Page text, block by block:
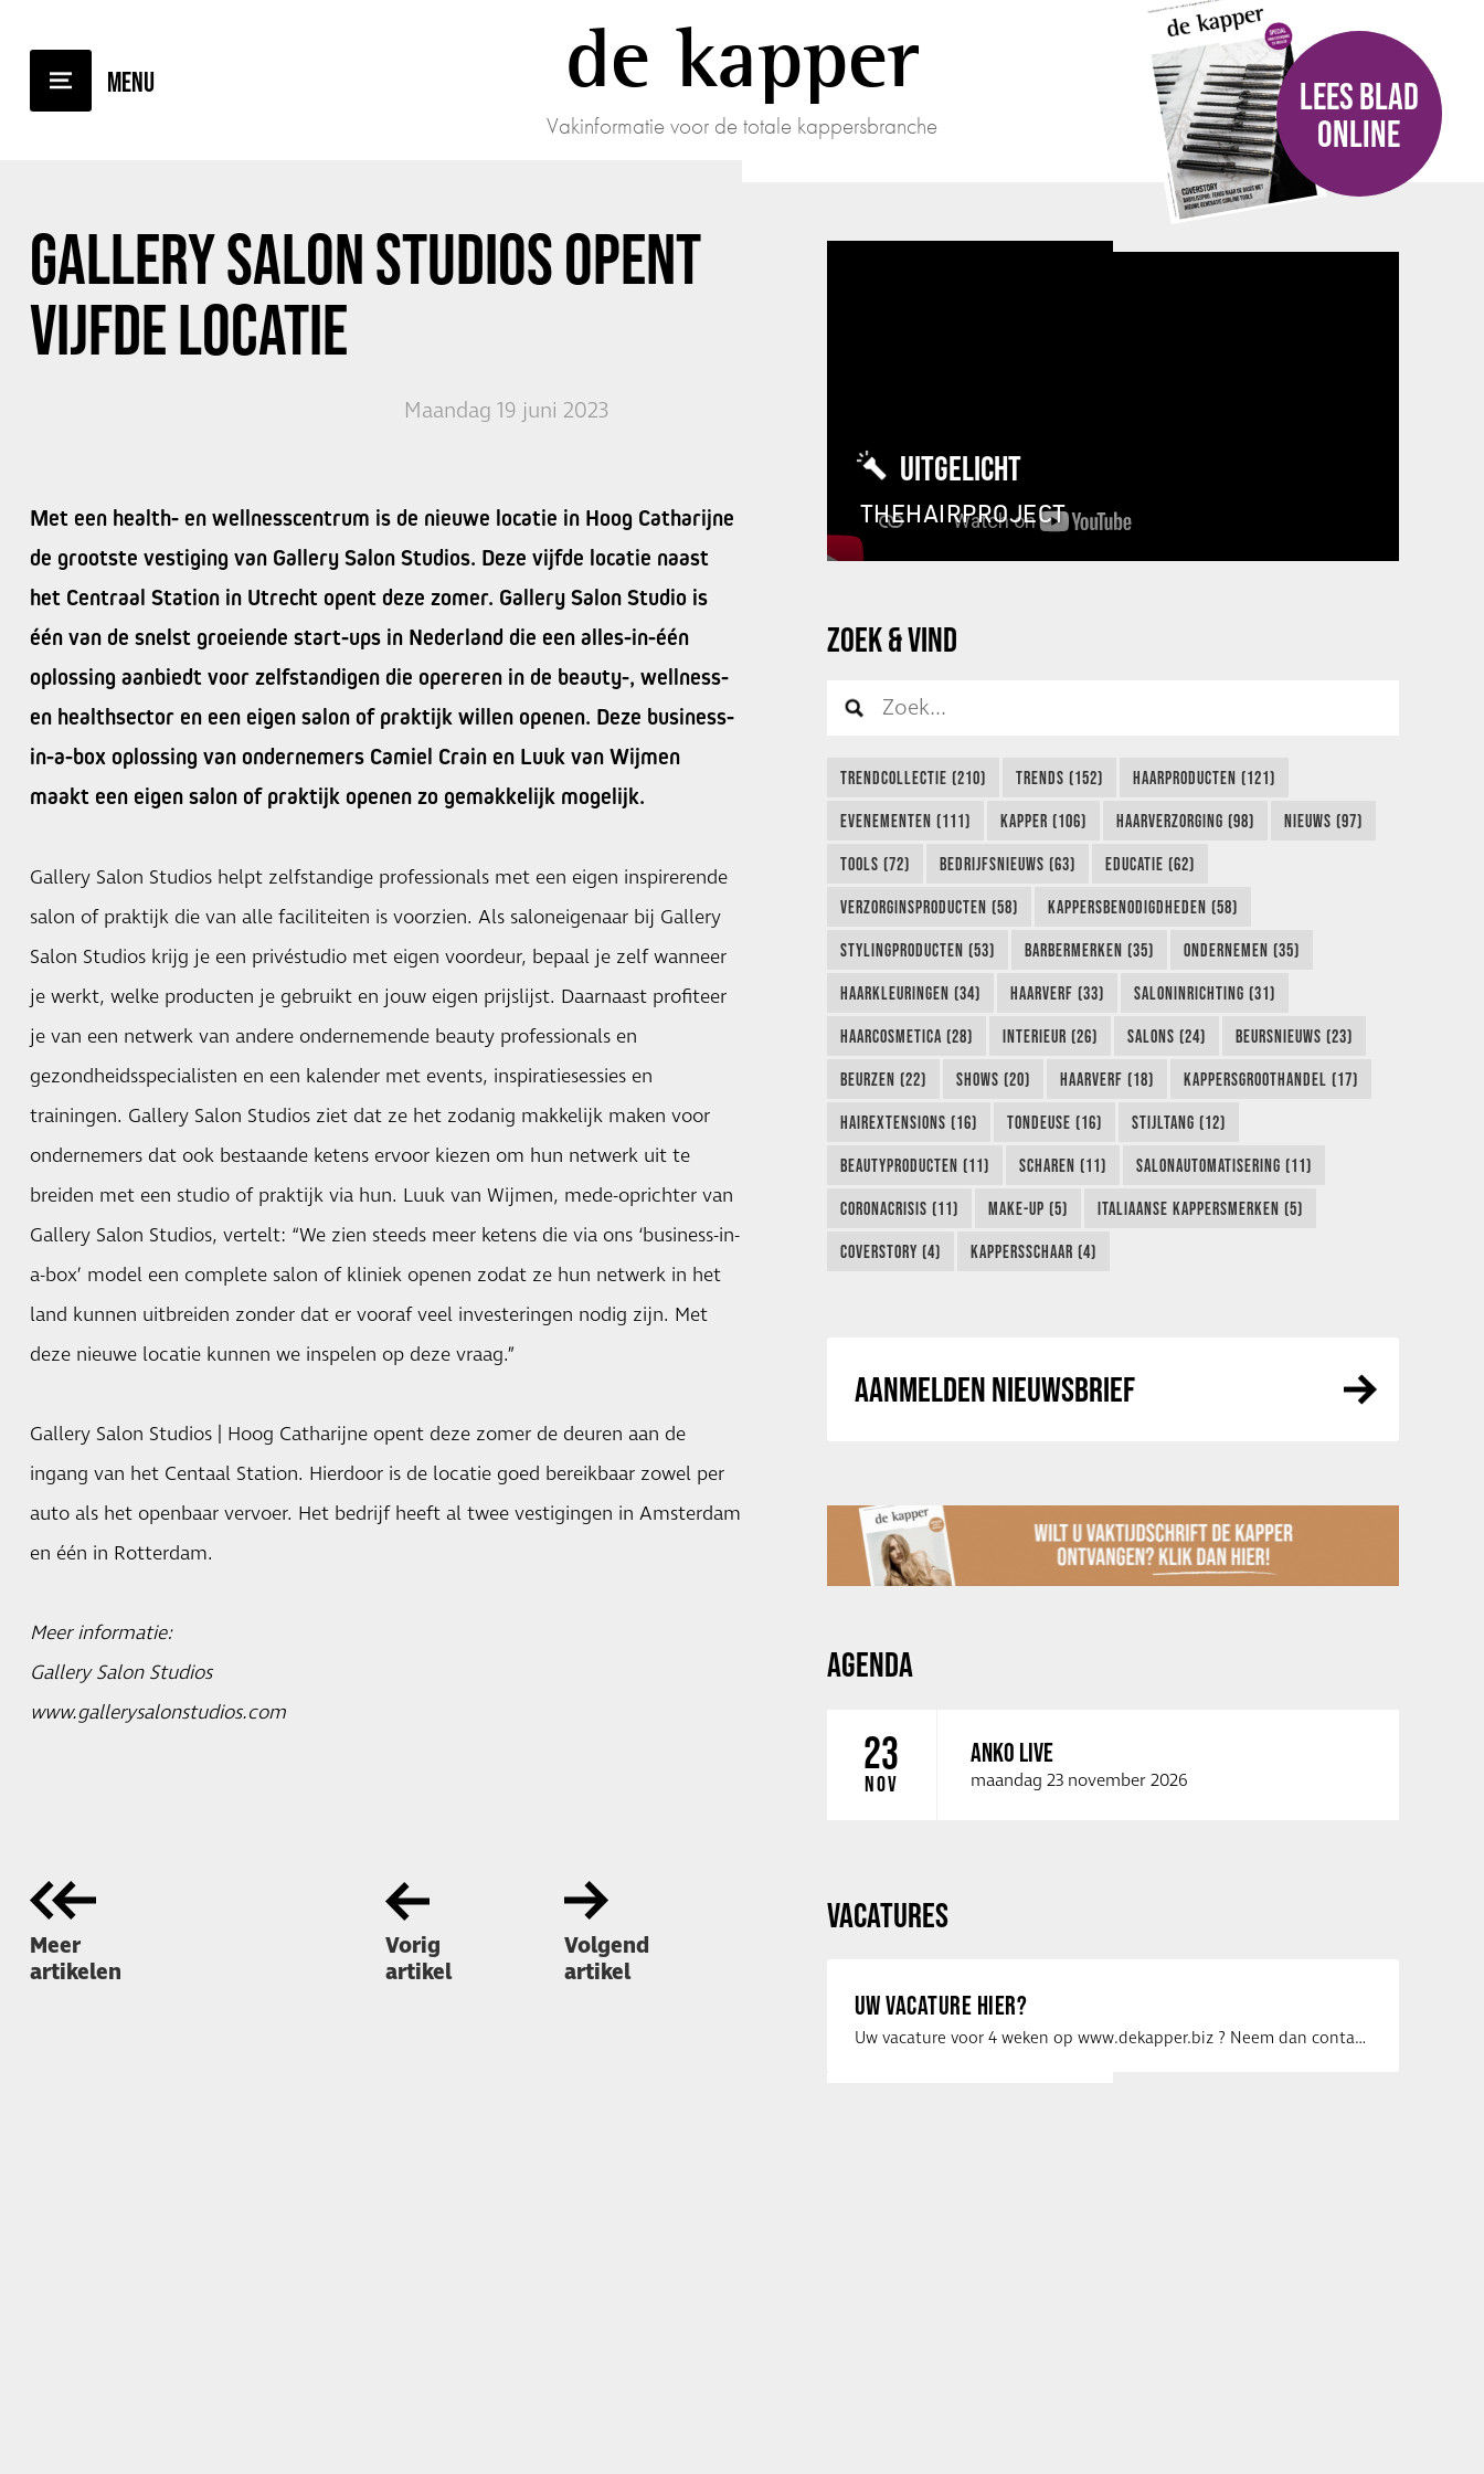
de kapper
Vakinformatie voor de totale kappersbranche
LEES BLAD
ONLINE
GALLERY SALON STUDIOSOPENT
VIJFDE LOCATIE
Maandag 19 juni 2023
Met een health- en wellnesscentrum is de nieuwe locatie in Hoog Catharijne
de grootste vestiging van Gallery Salon Studios. Deze vijfde locatie naast
het Centraal Station in Utrecht opent deze zomer. Gallery Salon Studio is
één van de snelst groeiende start-ups in Nederland die een alles-in-één
oplossing aanbiedt voor zelfstandigen die opereren in de beauty-, wellness-
en healthsector en een eigen salon of praktijk willen openen. Deze business-
in-a-box oplossing van ondernemers Camiel Crain en Luuk van Wijmen
maakt een eigen salon of praktijk openen zo gemakkelijk mogelijk.
Gallery Salon Studios helpt zelfstandige professionals met een eigen inspirerende
salon of praktijk die van alle faciliteiten is voorzien. Als saloneigenaar bij Gallery
Salon Studios krijg je een privéstudio met eigen voordeur, bepaal je zelf wanneer
je werkt, welke producten je gebruikt en jouw eigen prijslijst. Daarnaast profiteer
je van een netwerk van andere ondernemende beauty professionals en
gezondheidsspecialisten en een kalender met events, inspiratiesessies en
trainingen. Gallery Salon Studios ziet dat ze het zodanig makkelijk maken voor
ondernemers dat ook bestaande ketens ervoor kiezen om hun netwerk uit te
breiden met een studio of praktijk via hun. Luuk van Wijmen, mede-oprichter van
Gallery Salon Studios, vertelt: “We zien steeds meer ketens die via ons ‘business-in-
a-box’ model een complete salon of kliniek openen zodat ze hun netwerk in het
land kunnen uitbreiden zonder dat er vooraf veel investeringen nodig zijn. Met
deze nieuwe locatie kunnen we inspelen op deze vraag.”
Gallery Salon Studios | Hoog Catharijne opent deze zomer de deuren aan de
ingang van het Centaal Station. Hierdoor is de locatie goed bereikbaar zowel per
auto als het openbaar vervoer. Het bedrijf heeft al twee vestigingen in Amsterdam
en één in Rotterdam.
Meer informatie:
Gallery Salon Studios
www.gallerysalonstudios.com
Meer
artikelen
Vorig
artikel
Volgend
artikel
UITGELICHT
THEHAIRPROJECT
ZOEK & VIND
TRENDCOLLECTIE (210) TRENDS (152) HAARPRODUCTEN (121)
EVENEMENTEN (111) KAPPER (106) HAARVERZORGING (98) NIEUWS (97)
TOOLS (72) BEDRIJFSNIEUWS (63) EDUCATIE (62)
VERZORGINSPRODUCTEN (58) KAPPERSBENODIGDHEDEN (58)
STYLINGPRODUCTEN (53) BARBERMERKEN (35) ONDERNEMEN (35)
HAARKLEURINGEN (34) HAARVERF (33) SALONINRICHTING (31)
HAARCOSMETICA (28) INTERIEUR (26) SALONS (24) BEURSNIEUWS (23)
BEURZEN (22) SHOWS (20) HAARVERF (18) KAPPERSGROOTHANDEL (17)
HAIREXTENSIONS (16) TONDEUSE (16) STIJLTANG (12)
BEAUTYPRODUCTEN (11) SCHAREN (11) SALONAUTOMATISERING (11)
CORONACRISIS (11) MAKE-UP (5) ITALIAANSE KAPPERSMERKEN (5)
COVERSTORY (4) KAPPERSSCHAAR (4)
AANMELDEN NIEUWSBRIEF
AGENDA
23
NOV
ANKO LIVE
maandag 23 november 2026
VACATURES
UW VACATURE HIER?
Uw vacature voor 4 weken op www.dekapper.biz ? Neem dan contact op met Maaike …